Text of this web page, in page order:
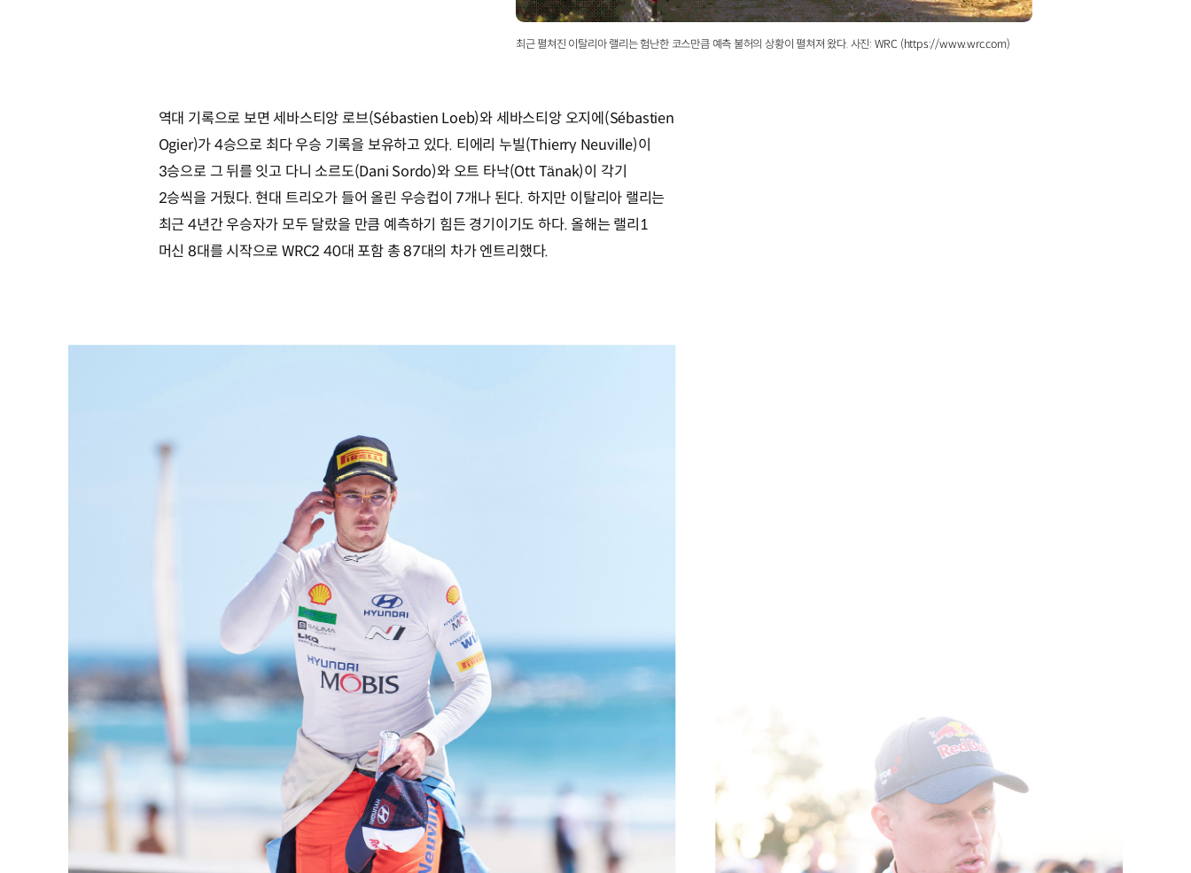
최근 펼쳐진 이탈리아 랠리는 험난한 코스만큼 예측 불허의 상황이 펼쳐져 왔다. 사진: WRC (https://www.wrc.com)
역대 기록으로 보면 세바스티앙 로브(Sébastien Loeb)와 세바스티앙 오지에(Sébastien
Ogier)가 4승으로 최다 우승 기록을 보유하고 있다. 티에리 누빌(Thierry Neuville)이
3승으로 그 뒤를 잇고 다니 소르도(Dani Sordo)와 오트 타낙(Ott Tänak)이 각기
2승씩을 거뒀다. 현대 트리오가 들어 올린 우승컵이 7개나 된다. 하지만 이탈리아 랠리는
최근 4년간 우승자가 모두 달랐을 만큼 예측하기 힘든 경기이기도 하다. 올해는 랠리1
머신 8대를 시작으로 WRC2 40대 포함 총 87대의 차가 엔트리했다.